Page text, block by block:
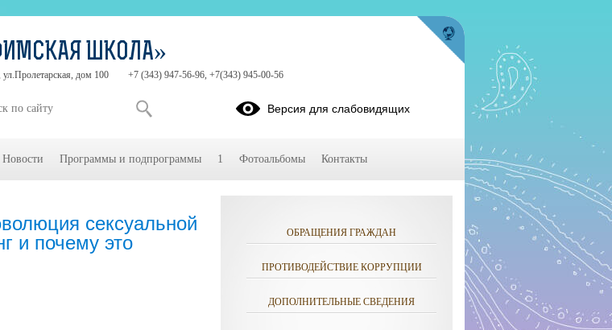
сексуальной
и почему это
ОБРАЩЕНИЯ ГРАЖДАН
ПРОТИВОДЕЙСТВИЕ КОРРУПЦИИ
ДОПОЛНИТЕЛЬНЫЕ СВЕДЕНИЯ
ШКОЛА»
дом 100 +7 (343) 947-56-96, +7(343) 945-00-56
Версия для слабовидящих
Новости Программы и подпрограммы 1 Фотоальбомы Контакты